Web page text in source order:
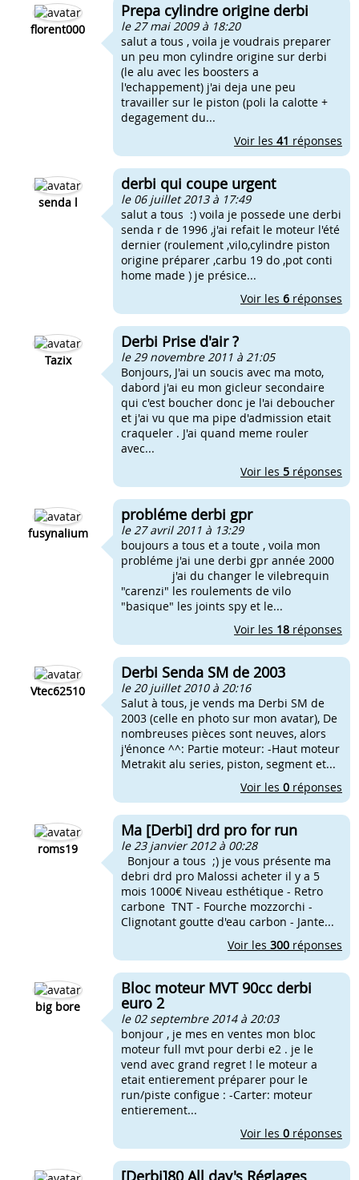
florent000
Prepa cylindre origine derbi
le 27 mai 2009 à 18:20
salut a tous , voila je voudrais preparer
un peu mon cylindre origine sur derbi
(le alu avec les boosters a
l'echappement) j'ai deja une peu
travailler sur le piston (poli la calotte +
degagement du...
Voir les 41 réponses
senda l
derbi qui coupe urgent
le 06 juillet 2013 à 17:49
salut a tous :) voila je possede une derbi
senda r de 1996 ,j'ai refait le moteur l'été
dernier (roulement ,vilo,cylindre piston
origine préparer ,carbu 19 do ,pot conti
home made ) je présice...
Voir les 6 réponses
Tazix
Derbi Prise d'air ?
le 29 novembre 2011 à 21:05
Bonjours, J'ai un soucis avec ma moto,
dabord j'ai eu mon gicleur secondaire
qui c'est boucher donc je l'ai deboucher
et j'ai vu que ma pipe d'admission etait
craqueler . J'ai quand meme rouler
avec...
Voir les 5 réponses
fusynalium
probléme derbi gpr
le 27 avril 2011 à 13:29
boujours a tous et a toute , voila mon
probléme j'ai une derbi gpr année 2000
j'ai du changer le vilebrequin
"carenzi" les roulements de vilo
"basique" les joints spy et le...
Voir les 18 réponses
Vtec62510
Derbi Senda SM de 2003
le 20 juillet 2010 à 20:16
Salut à tous, je vends ma Derbi SM de
2003 (celle en photo sur mon avatar), De
nombreuses pièces sont neuves, alors
j'énonce ^^: Partie moteur: -Haut moteur
Metrakit alu series, piston, segment et...
Voir les 0 réponses
roms19
Ma [Derbi] drd pro for run
le 23 janvier 2012 à 00:28
Bonjour a tous ;) je vous présente ma
debri drd pro Malossi acheter il y a 5
mois 1000€ Niveau esthétique - Retro
carbone TNT - Fourche mozzorchi -
Clignotant goutte d'eau carbon - Jante...
Voir les 300 réponses
big bore
Bloc moteur MVT 90cc derbi
euro 2
le 02 septembre 2014 à 20:03
bonjour , je mes en ventes mon bloc
moteur full mvt pour derbi e2 . je le
vend avec grand regret ! le moteur a
etait entierement préparer pour le
run/piste configue : -Carter: moteur
entierement...
Voir les 0 réponses
[Derbi]80 All day's Réglages